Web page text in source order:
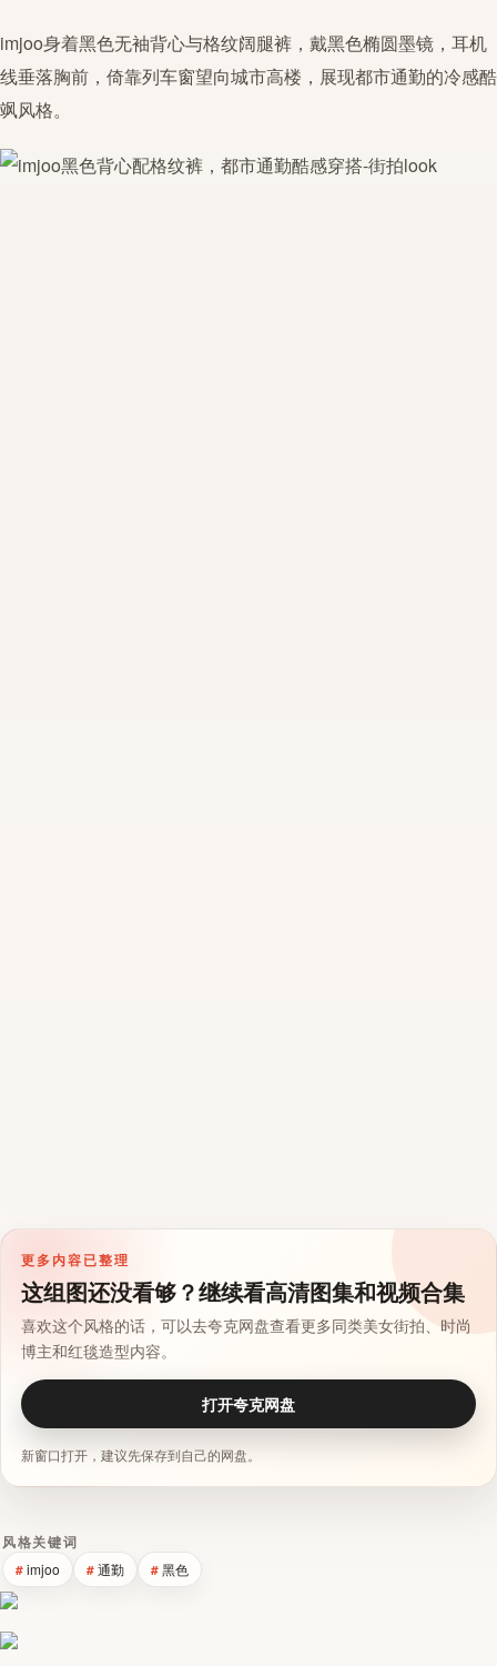
imjoo身着黑色无袖背心与格纹阔腿裤，戴黑色椭圆墨镜，耳机
线垂落胸前，倚靠列车窗望向城市高楼，展现都市通勤的冷感酷
飒风格。
更多内容已整理
这组图还没看够？继续看高清图集和视频合集
喜欢这个风格的话，可以去夸克网盘查看更多同类美女街拍、时尚
博主和红毯造型内容。
打开夸克网盘
新窗口打开，建议先保存到自己的网盘。
风格关键词
imjoo 通勤 黑色